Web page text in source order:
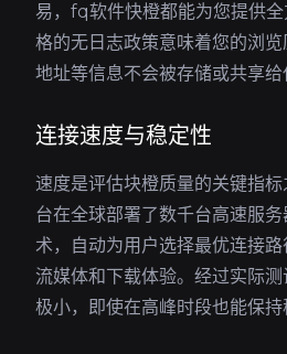
易，fq软件快橙都能为您提供
格的无日志政策意味着您的浏
地址等信息不会被存储或共享给
连接速度与稳定性
速度是评估块橙质量的关键指
台在全球部署了数千台高速服
术，自动为用户选择最优连接路
流媒体和下载体验。经过实际
极小，即使在高峰时段也能保持